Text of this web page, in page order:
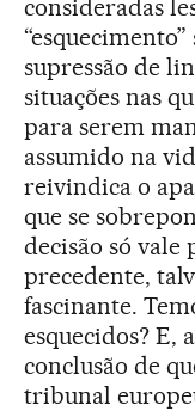
consideradas
supressão de
situações nas
para serem
assumido na
reivindica o
que se
decisão só vale
precedente,
fascinante.
esquecidos? E,
conclusão de
tribunal